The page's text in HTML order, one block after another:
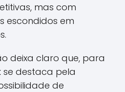
mas com
escondidos em
deixa claro que, para
se destaca pela
de